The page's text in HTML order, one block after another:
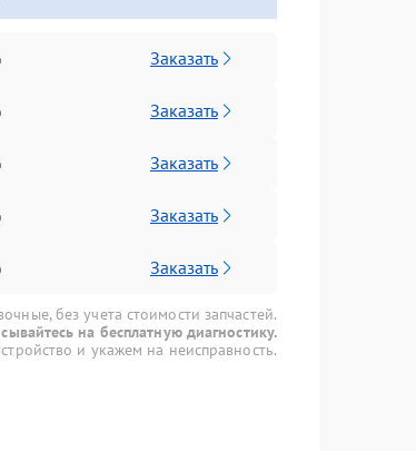
Заказать
Заказать
Заказать
Заказать
Заказать
без учета стоимости запчастей.
на бесплатную диагностику.
и укажем на неисправность.